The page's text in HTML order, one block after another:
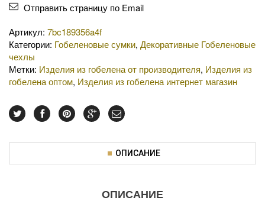
Отправить страницу по Email
Артикул: 7bc189356a4f
Категории: Гобеленовые сумки, Декоративные Гобеленовые
чехлы
Метки: Изделия из гобелена от производителя, Изделия из
гобелена оптом, Изделия из гобелена интернет магазин
ОПИСАНИЕ
ОПИСАНИЕ